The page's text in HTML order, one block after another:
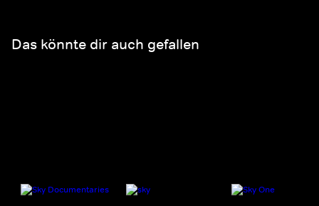
Das könnte dir auch gefallen